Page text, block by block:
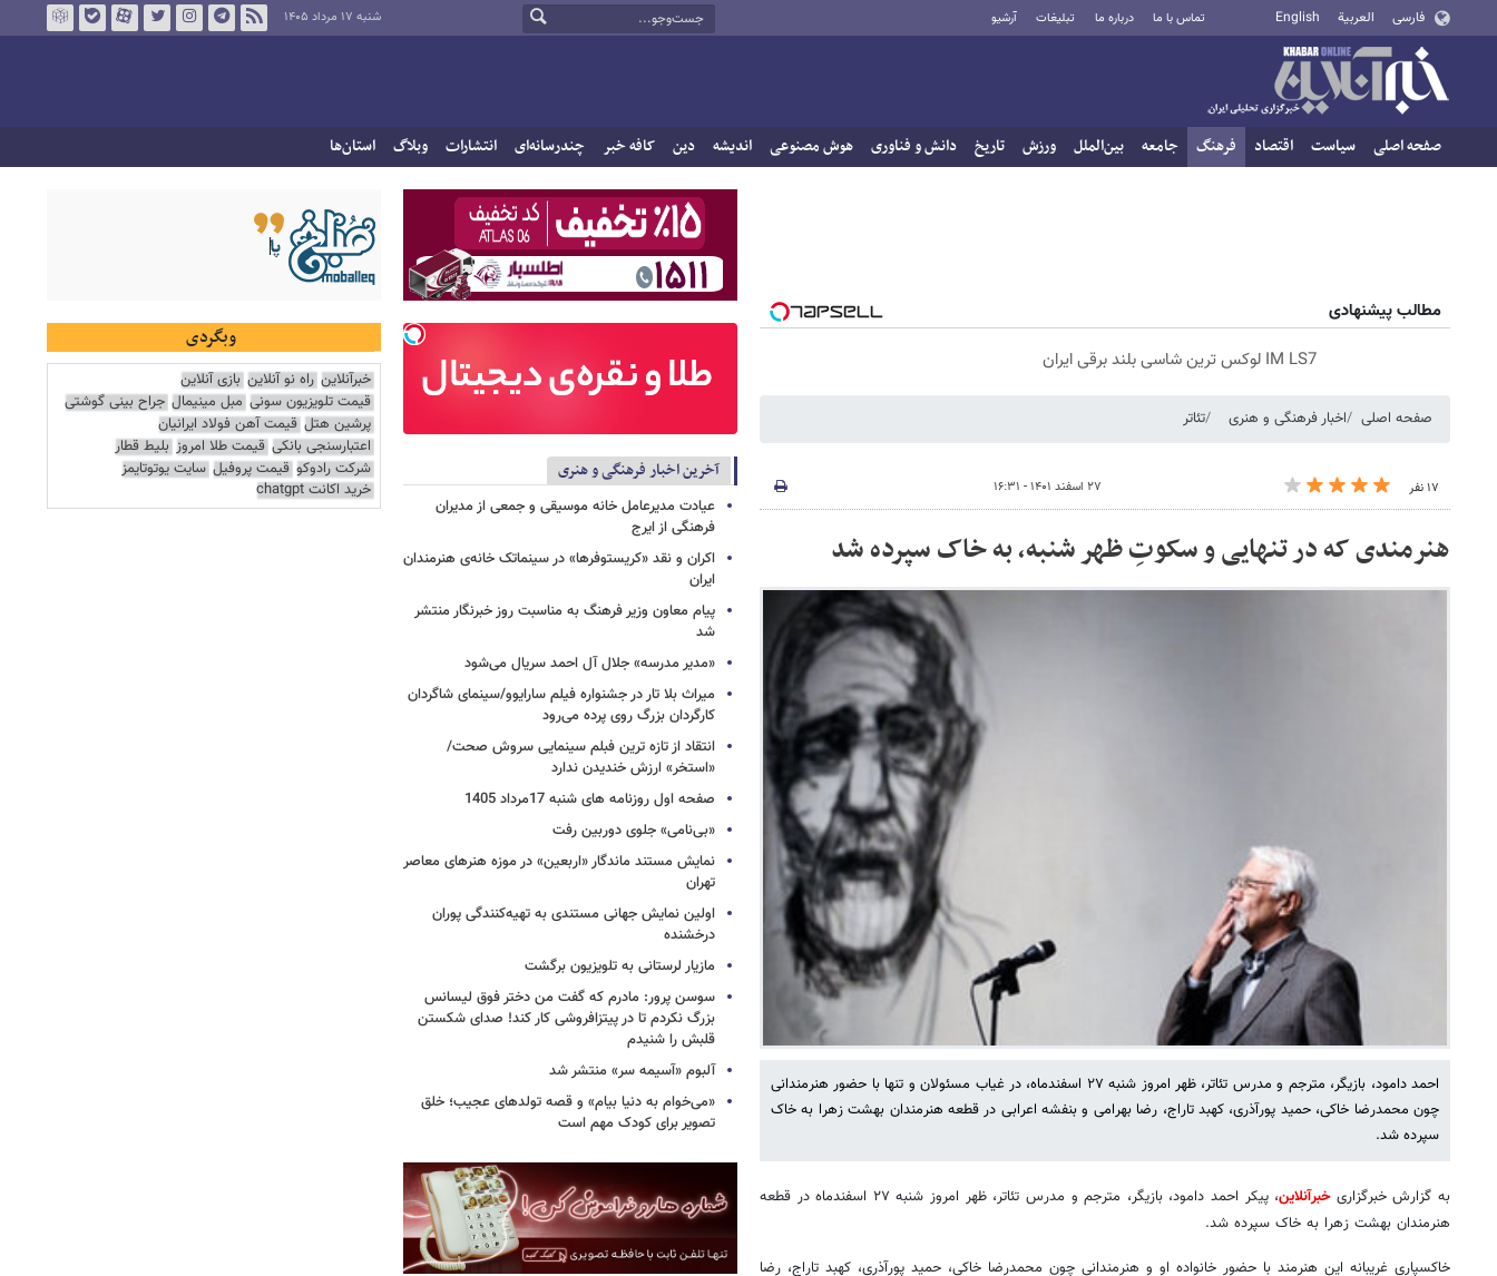
فارسی العربية English تماس با ما درباره ما تبلیغات آرشیو شنبه ۱۷ مرداد ۱۴۰۵
صفحه اصلی سیاست اقتصاد فرهنگ جامعه بین‌الملل ورزش تاریخ دانش و فناوری هوش مصنوعی اندیشه دین کافه خبر چندرسانه‌ای انتشارات وبلاگ استان‌ها
مطالب پیشنهادی
IM LS7 لوکس ترین شاسی بلند برقی ایران
صفحه اصلی اخبار فرهنگی و هنری تئاتر
۱۷ نفر ۲۷ اسفند ۱۴۰۱ - ۱۶:۳۱
هنرمندی که در تنهایی و سکوتِ ظهر شنبه، به خاک سپرده شد
احمد دامود، بازیگر، مترجم و مدرس تئاتر، ظهر امروز شنبه ۲۷ اسفندماه، در غیاب مسئولان و تنها با حضور هنرمندانی
چون محمدرضا خاکی، حمید پورآذری، کهبد تاراج، رضا بهرامی و بنفشه اعرابی در قطعه هنرمندان بهشت زهرا به خاک
سپرده شد.
به گزارش خبرگزاریخبرآنلاین
، پیکر احمد دامود، بازیگر، مترجم و مدرس تئاتر، ظهر امروز شنبه ۲۷ اسفندماه در قطعه
هنرمندان بهشت زهرا به خاک سپرده شد.
خاکسپاری غریبانه این هنرمند با حضور خانواده او و هنرمندانی چون محمدرضا خاکی، حمید پورآذری، کهبد تاراج، رضا
آخرین اخبار فرهنگی و هنری
عیادت مدیرعامل خانه موسیقی و جمعی از مدیران
فرهنگی از ایرج
اکران و نقد «کریستوفرها» در سینماتک خانه‌ی هنرمندان
ایران
پیام معاون وزیر فرهنگ به مناسبت روز خبرنگار منتشر
شد
«مدیر مدرسه» جلال آل احمد سریال می‌شود
میراث بلا تار در جشنواره فیلم سارایوو/سینمای شاگردان
کارگردان بزرگ روی پرده می‌رود
انتقاد از تازه ترین فبلم سینمایی سروش صحت/
«استخر» ارزش خندیدن ندارد
صفحه اول روزنامه های شنبه 17مرداد 1405
«بی‌نامی» جلوی دوربین رفت
نمایش مستند ماندگار «اربعین» در موزه هنرهای معاصر
تهران
اولین نمایش جهانی مستندی به تهیه‌کنندگی پوران
درخشنده
مازیار لرستانی به تلویزیون برگشت
سوسن پرور: مادرم که گفت من دختر فوق‌ لیسانس
بزرگ نکردم تا در پیتزافروشی کار کند! صدای شکستن
قلبش را شنیدم
آلبوم «آسیمه سر» منتشر شد
«می‌خوام به دنیا بیام» و قصه تولدهای عجیب؛ خلق
تصویر برای کودک مهم است
وبگردی
خبرآنلاین راه نو آنلاین بازی آنلاین
قیمت تلویزیون سونی مبل مینیمال جراح بینی گوشتی
پرشین هتل قیمت آهن فولاد ایرانیان
اعتبارسنجی بانکی قیمت طلا امروز بلیط قطار
شرکت رادوکو قیمت پروفیل سایت یوتوتایمز
خرید اکانت chatgpt